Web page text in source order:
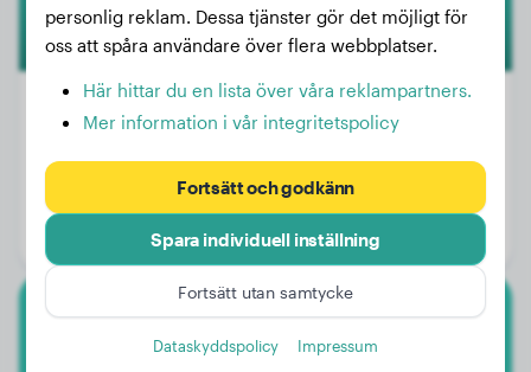
Vikt:
23 kg
personlig reklam. Dessa tjänster gör det möjligt för
oss att spåra användare över flera webbplatser.
Här hittar du en lista över våra reklampartners.
Mer information i vår integritetspolicy
Fortsätt och godkänn
Spara individuell inställning
Fortsätt utan samtycke
Dataskyddspolicy Impressum